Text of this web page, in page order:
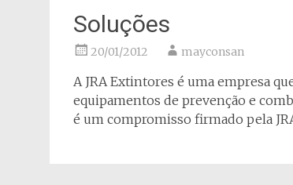
Soluções
20/01/2012 mayconsan
A JRA Extintores é uma empresa
equipamentos de prevenção e
é um compromisso firmado pela